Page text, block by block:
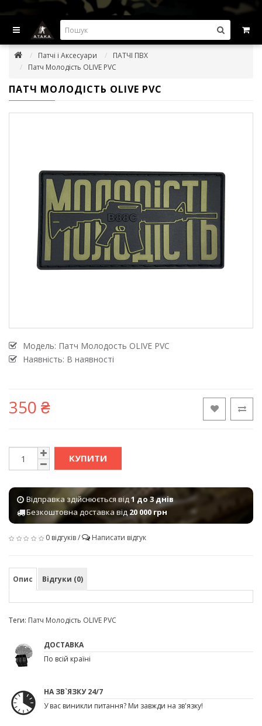
ВИГІДНІ ПРОПОЗИЦІІ — ЗНИЖКИ ДО -45%
Патчі і Аксесуари
ПАТЧІ ПВХ
Патч Молодість OLIVE PVC
ПАТЧ МОЛОДІСТЬ OLIVE PVC
Модель: Патч Молодость OLIVE PVC
Наявність: В наявності
350 ₴
КУПИТИ
Відправка здійснюється від1 до 3 днів
Безкоштовна доставка від20 000 грн
0 відгуків/ Написати відгук
Опис Відгуки (0)
Теги: Патч Молодість OLIVE PVC
ДОСТАВКА
По всій країні
НА ЗВ`ЯЗКУ 24/7
У вас виникли питання? Ми завжди на зв'язку!